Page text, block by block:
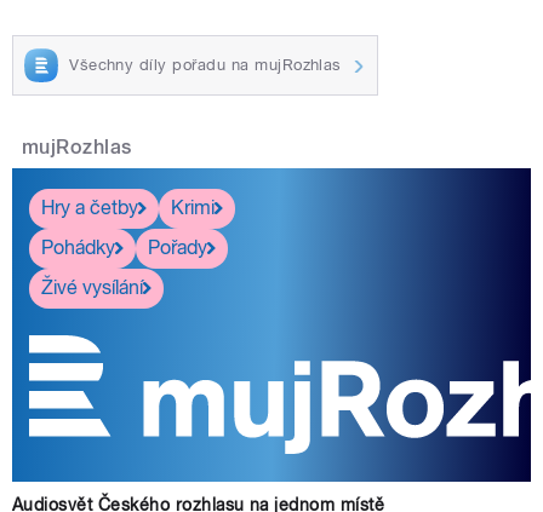
Všechny díly pořadu na mujRozhlas
mujRozhlas
Hry a četby
Krimi
Pohádky
Pořady
Živé vysílání
Audiosvět Českého rozhlasu na jednom místě